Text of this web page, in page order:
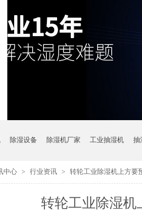
除湿设备 除湿机厂家 工业抽湿机 抽
中心 > 行业资讯 > 转轮工业除湿机上方要预
转轮工业除湿机上